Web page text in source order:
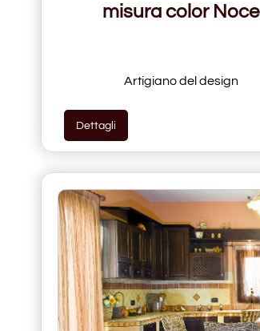
misura color Noce
Artigiano del design
Dettagli